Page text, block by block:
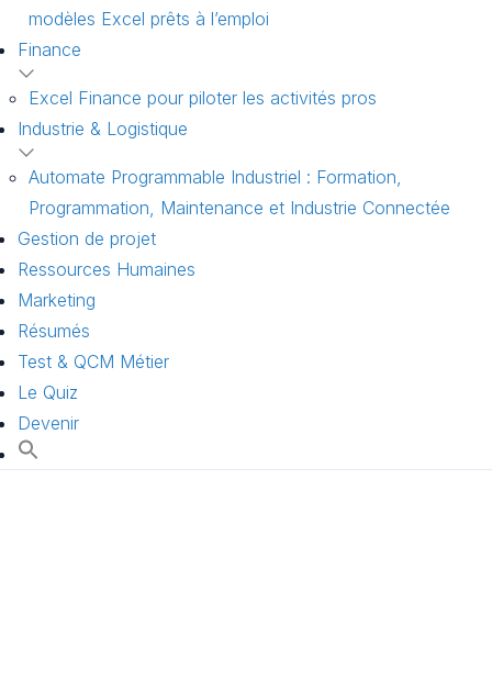
modèles Excel prêts à l’emploi
Finance
Excel Finance pour piloter les activités pros
Industrie & Logistique
Automate Programmable Industriel : Formation,
Programmation, Maintenance et Industrie Connectée
Gestion de projet
Ressources Humaines
Marketing
Résumés
Test & QCM Métier
Le Quiz
Devenir